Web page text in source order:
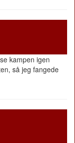
kampen igen
så jeg fangede